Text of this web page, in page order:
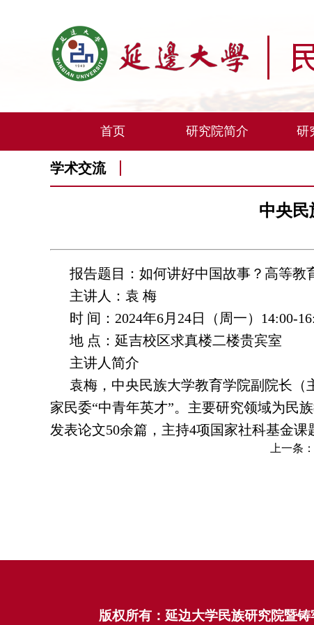
首页 研究院简介 研
学术交流
中央民
报告题目：如何讲好中国故事？高等教
主讲人：袁 梅
时 间：2024年6月24日（周一）14:00-
地 点：延吉校区求真楼二楼贵宾室
主讲人简介
袁梅，中央民族大学教育学院副院长（
家民委“中青年英才”。主要研究领域为民
发表论文50余篇，主持4项国家社科基金
上一条：
版权所有：延边大学民族研究院暨铸牢